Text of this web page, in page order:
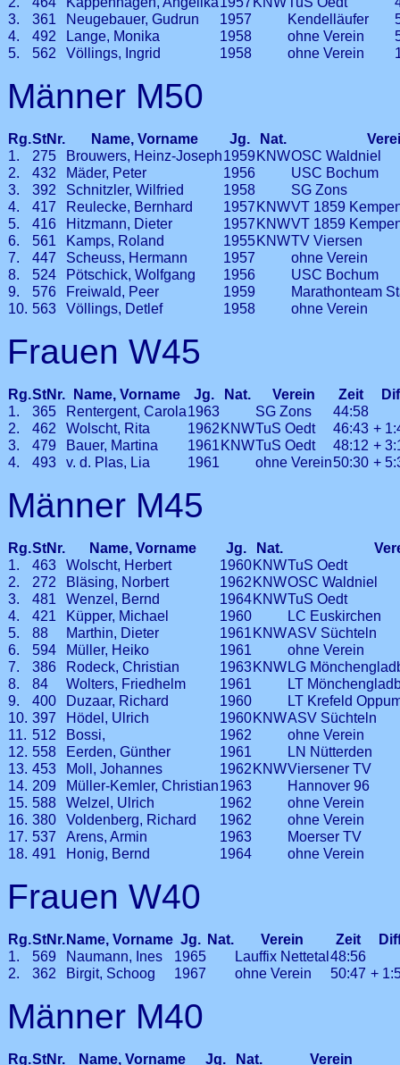
3.
361 Neugebauer, Gudrun 1957 Kendelläufer
4.
492 Lange, Monika 1958 ohne Verein
5.
562 Völlings, Ingrid 1958 ohne Verein
Männer M50
Rg.StNr. Name, Vorname Jg. Nat.
1.
275 Brouwers, Heinz-Joseph1959KNWOSC Waldniel
2.
432 Mäder, Peter 1956
USC Bochum
3.
392 Schnitzler, Wilfried 1958
SG Zons
4.
417 Reulecke, Bernhard 1957 KNWVT 1859
5.
416 Hitzmann, Dieter 1957 KNWVT 1859
6.
561 Kamps, Roland 1955KNWTV Viersen
7.
447 Scheuss, Hermann 1957
ohne Verein
8.
524 Pötschick, Wolfgang 1956
USC Bochum
9.
576 Freiwald, Peer 1959
Marathonteam
10. 563 Völlings, Detlef 1958 ohne Verein
Frauen W45
Rg.StNr. Name, Vorname Jg. Nat. Verein Zeit
1.
365 Rentergent, Carola1963 SG Zons
44:58
2.
462 Wolscht, Rita 1962 KNWTuS Oedt 46:43 +
3.
479 Bauer, Martina 1961 KNWTuS Oedt 48:12 +
4.
493 v. d. Plas, Lia 1961 ohne Verein50:30 +
Männer M45
Rg.StNr. Name, Vorname Jg. Nat.
1.
463 Wolscht, Herbert 1960KNWTuS Oedt
2.
272 Bläsing, Norbert 1962 KNWOSC Waldniel
3.
481 Wenzel, Bernd 1964KNWTuS Oedt
4.
421 Küpper, Michael 1960
LC Euskirchen
5.
88 Marthin, Dieter 1961 KNWASV Süchteln
6.
594 Müller, Heiko 1961
ohne Verein
7.
386 Rodeck, Christian 1963KNW LG
8.
84 Wolters, Friedhelm 1961
LT
9.
400 Duzaar, Richard 1960
LT Krefeld
10. 397 Hödel, Ulrich 1960KNWASV Süchteln
11. 512 Bossi, 1962
ohne Verein
12. 558 Eerden, Günther 1961
LN Nütterden
13. 453 Moll, Johannes 1962 KNWViersener TV
14. 209 Müller-Kemler, Christian1963
Hannover 96
15. 588 Welzel, Ulrich 1962
ohne Verein
16. 380 Voldenberg, Richard 1962
ohne Verein
17. 537 Arens, Armin 1963
Moerser TV
18. 491 Honig, Bernd 1964 ohne Verein
Frauen W40
Rg.StNr. Name, Vorname Jg. Nat. Verein Zeit
1.
569 Naumann, Ines 1965 Lauffix Nettetal 48:56
2.
362 Birgit, Schoog 1967 ohne Verein 50:47 +
Männer M40
Rg.StNr. Name, Vorname Jg. Nat. Verein